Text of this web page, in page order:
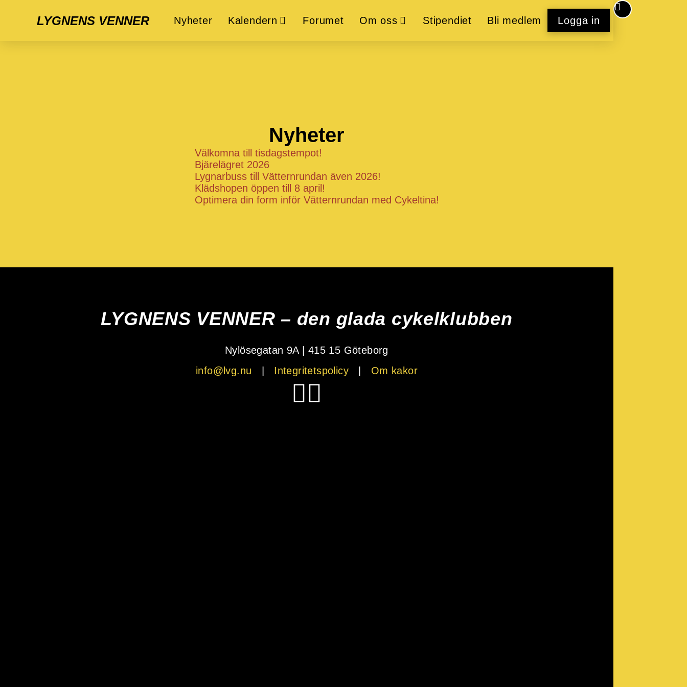
LYGNENS VENNER Nyheter Kalendern Forumet Om oss Stipendiet Bli medlem Logga in
Nyheter
Välkomna till tisdagstempot!
Bjärelägret 2026
Lygnarbuss till Vätternrundan även 2026!
Klädshopen öppen till 8 april!
Optimera din form inför Vätternrundan med Cykeltina!
LYGNENS VENNER – den glada cykelklubben
Nylösegatan 9A | 415 15 Göteborg
info@lvg.nu
Integritetspolicy Om kakor